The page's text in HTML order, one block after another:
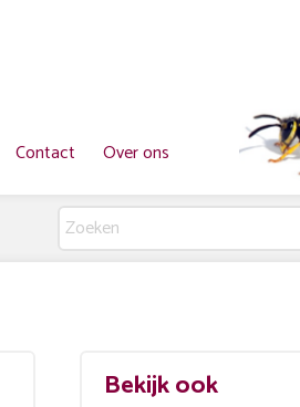
Contact Over ons
Bekijk ook